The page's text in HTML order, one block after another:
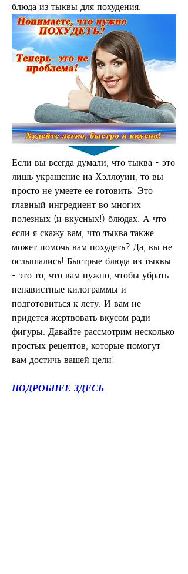
блюда из тыквы для похудения.
Если вы всегда думали, что тыква - это
лишь украшение на Хэллоуин, то вы
просто не умеете ее готовить! Это
главный ингредиент во многих
полезных (и вкусных!) блюдах. А что
если я скажу вам, что тыква также
может помочь вам похудеть? Да, вы не
ослышались! Быстрые блюда из тыквы
- это то, что вам нужно, чтобы убрать
ненавистные килограммы и
подготовиться к лету. И вам не
придется жертвовать вкусом ради
фигуры. Давайте рассмотрим несколько
простых рецептов, которые помогут
вам достичь вашей цели!
ПОДРОБНЕЕ ЗДЕСЬ